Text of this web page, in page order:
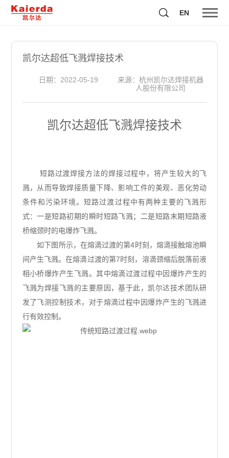
EN
凯尔达超低飞溅焊接技术
日期：2022-05-19
来源：杭州凯尔达焊接机器
人股份有限公司
凯尔达超低飞溅焊接技术
短路过渡焊接方法的焊接过程中，将产生较大的飞
溅，从而导致焊接质量下降、影响工件的美观、恶化劳动
条件和污染环境。短路过渡过程中有两种主要的飞溅形
式：一是短路初期的瞬时短路飞溅；二是短路末期短路液
桥缩颈时的电爆炸飞溅。
如下图所示，在熔滴过渡的第4时刻，熔滴接触熔池瞬
间产生飞溅。在熔滴过渡的第7时刻，溶滴颈缩后脱落前液
相小桥爆炸产生飞溅。其中熔滴过渡过程中因爆炸产生的
飞溅为焊接飞溅的主要原因，基于此，凯尔达技术团队研
发了飞测控制技术，对于熔滴过程中因爆炸产生的飞溅进
行有效控制。